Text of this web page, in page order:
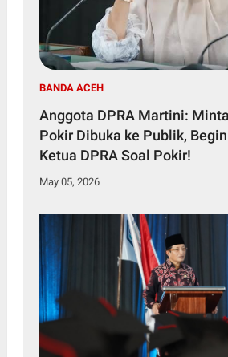
BANDA ACEH
Anggota DPRA Martini:
Pokir Dibuka ke Publik,
Ketua DPRA Soal Pokir!
May 05, 2026